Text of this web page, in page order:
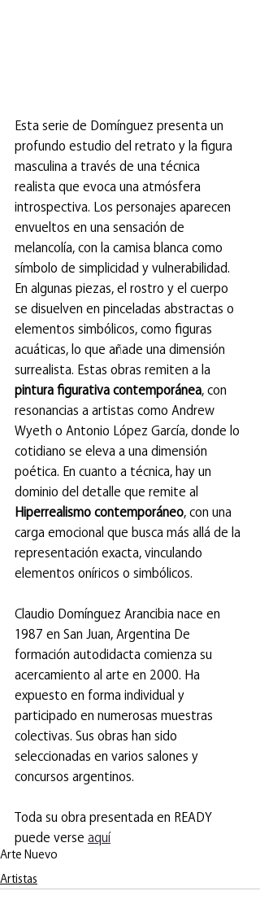
Esta serie de Domínguez presenta un
profundo estudio del retrato y la figura
masculina a través de una técnica
realista que evoca una atmósfera
introspectiva. Los personajes aparecen
envueltos en una sensación de
melancolía, con la camisa blanca como
símbolo de simplicidad y vulnerabilidad.
En algunas piezas, el rostro y el cuerpo
se disuelven en pinceladas abstractas o
elementos simbólicos, como figuras
acuáticas, lo que añade una dimensión
surrealista. Estas obras remiten a la
pintura figurativa contemporánea, con
resonancias a artistas como Andrew
Wyeth o Antonio López García, donde lo
cotidiano se eleva a una dimensión
poética. En cuanto a técnica, hay un
dominio del detalle que remite al
Hiperrealismo contemporáneo, con una
carga emocional que busca más allá de la
representación exacta, vinculando
elementos oníricos o simbólicos.
Claudio Domínguez Arancibia nace en
1987 en San Juan, Argentina De
formación autodidacta comienza su
acercamiento al arte en 2000. Ha
expuesto en forma individual y
participado en numerosas muestras
colectivas. Sus obras han sido
seleccionadas en varios salones y
concursos argentinos.
Toda su obra presentada en READY
puede verse aquí
Arte Nuevo
Artistas